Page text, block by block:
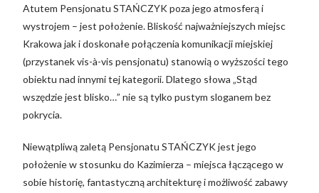
Atutem Pensjonatu STAŃCZYK poza jego atmosferą i
wystrojem – jest położenie. Bliskość najważniejszych miejsc
Krakowa jak i doskonałe połączenia komunikacji miejskiej
(przystanek vis-à-vis pensjonatu) stanowią o wyższości tego
obiektu nad innymi tej kategorii. Dlatego słowa „Stąd
wszędzie jest blisko…” nie są tylko pustym sloganem bez
pokrycia.
Niewątpliwą zaletą Pensjonatu STAŃCZYK jest jego
położenie w stosunku do Kazimierza – miejsca łączącego w
sobie historię, fantastyczną architekturę i możliwość zabawy